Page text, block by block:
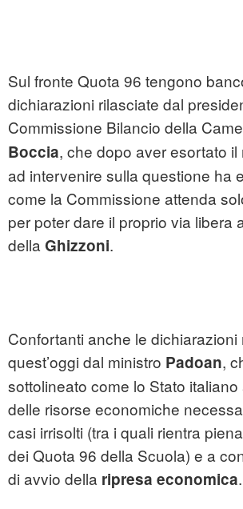
Sul fronte Quota 96 tengono
dichiarazioni rilasciate dal
Commissione Bilancio della
Boccia, che dopo aver esortato
ad intervenire sulla questione ha
come la Commissione attenda
per poter dare il proprio via libera
della Ghizzoni.
Confortanti anche le dichiarazioni
quest’oggi dal ministro Padoan,
sottolineato come lo Stato
delle risorse economiche
casi irrisolti (tra i quali rientra
dei Quota 96 della Scuola) e a
di avvio della ripresa economica.